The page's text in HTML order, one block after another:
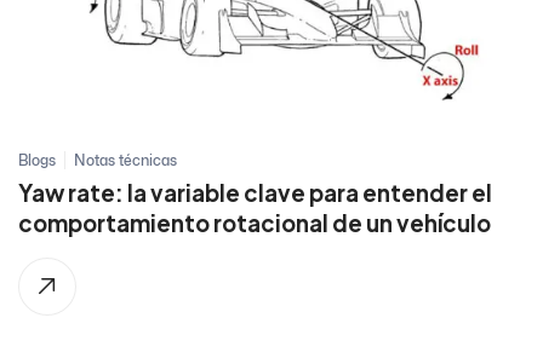
Blogs Notas técnicas
Yaw rate: la variable clave para entender el
comportamiento rotacional de un vehículo